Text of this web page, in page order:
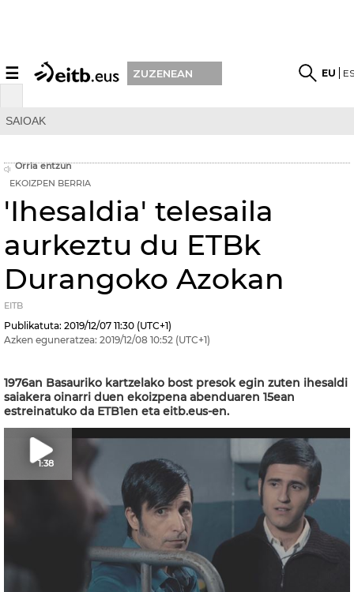
☰ ZUZENEAN EU
SAIOAK
Orria entzun
EKOIZPEN BERRIA
'Ihesaldia' telesaila
aurkeztu du ETBk
Durangoko Azokan
EITB
Publikatuta: 2019/12/07 11:30 (UTC+1)
Azken eguneratzea: 2019/12/08 10:52 (UTC+1)
1976an Basauriko kartzelako bost presok egin zuten ihesaldi
saiakera oinarri duen ekoizpena abenduaren 15ean
estreinatuko da ETB1en eta eitb.eus-en.
1:38